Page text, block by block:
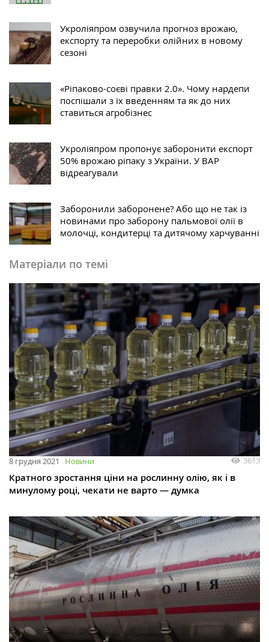
Укроліяпром озвучила прогноз врожаю,
експорту та переробки олійних в новому
сезоні
«Ріпаково-соєві правки 2.0». Чому нардепи
поспішали з їх введенням та як до них
ставиться агробізнес
Укроліяпром пропонує заборонити експорт
50% врожаю ріпаку з України. У ВАР
відреагували
Заборонили заборонене? Або що не так із
новинами про заборону пальмової олії в
молочці, кондитерці та дитячому харчуванні
Матеріали по темі
8 грудня 2021 Новини 3613
Кратного зростання ціни на рослинну олію, як і в
минулому році, чекати не варто — думка